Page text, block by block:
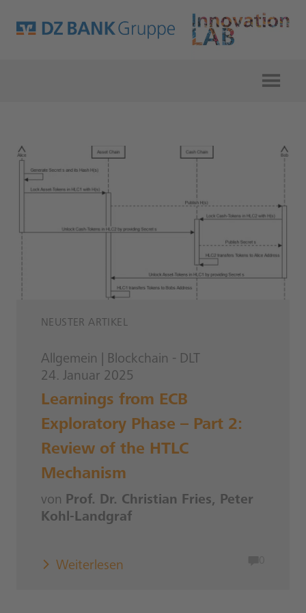
NEUSTER ARTIKEL
Allgemein
Blockchain - DLT
24. Januar 2025
Learnings from ECB
Exploratory Phase – Part 2:
Review of the HTLC
Mechanism
von Prof. Dr. Christian Fries, Peter
Kohl-Landgraf
Weiterlesen